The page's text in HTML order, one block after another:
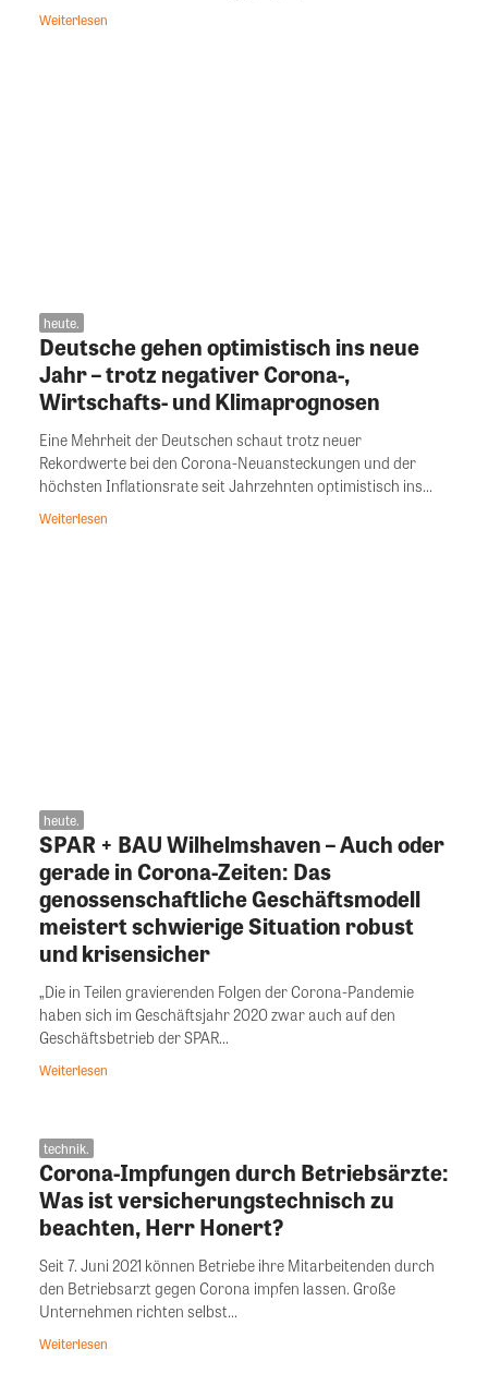
Weiterlesen
heute.
Deutsche gehen optimistisch ins neue
Jahr – trotz negativer Corona-,
Wirtschafts- und Klimaprognosen
Eine Mehrheit der Deutschen schaut trotz neuer
Rekordwerte bei den Corona-Neuansteckungen und der
höchsten Inflationsrate seit Jahrzehnten optimistisch ins...
Weiterlesen
heute.
SPAR + BAU Wilhelmshaven – Auch oder
gerade in Corona-Zeiten: Das
genossenschaftliche Geschäftsmodell
meistert schwierige Situation robust
und krisensicher
„Die in Teilen gravierenden Folgen der Corona-Pandemie
haben sich im Geschäftsjahr 2020 zwar auch auf den
Geschäftsbetrieb der SPAR...
Weiterlesen
technik.
Corona-Impfungen durch Betriebsärzte:
Was ist versicherungstechnisch zu
beachten, Herr Honert?
Seit 7. Juni 2021 können Betriebe ihre Mitarbeitenden durch
den Betriebsarzt gegen Corona impfen lassen. Große
Unternehmen richten selbst...
Weiterlesen